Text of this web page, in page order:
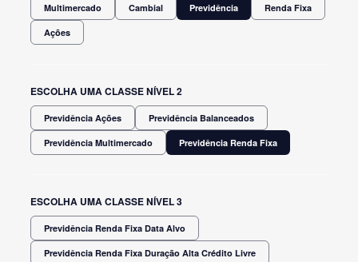
Multimercado Cambial Previdência Renda Fixa
Ações
ESCOLHA UMA CLASSE NÍVEL 2
Previdência Ações Previdência Balanceados
Previdência Multimercado Previdência Renda Fixa
ESCOLHA UMA CLASSE NÍVEL 3
Previdência Renda Fixa Data Alvo
Previdência Renda Fixa Duração Alta Crédito Livre